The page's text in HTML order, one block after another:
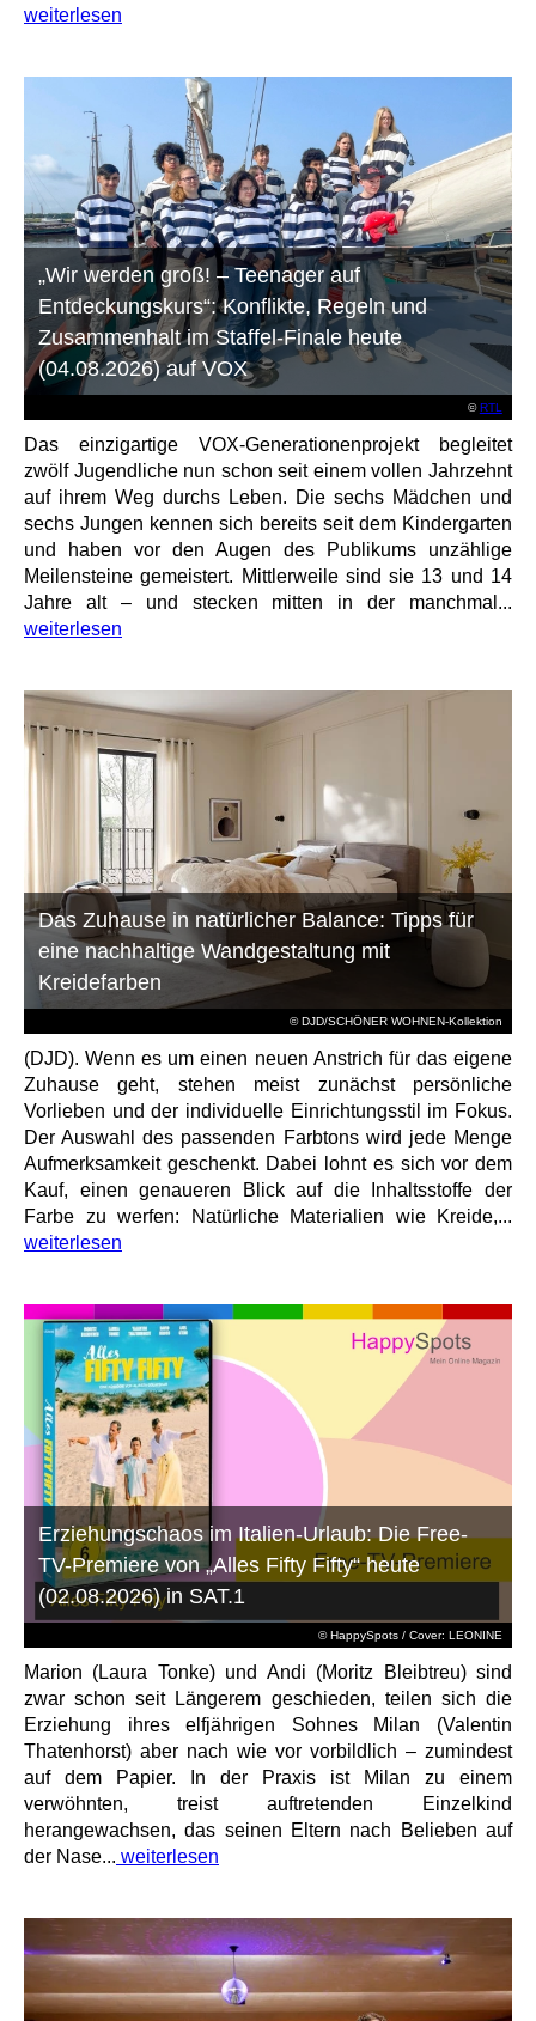
weiterlesen
©RTL
„Wir werden groß! – Teenager auf
Entdeckungskurs“: Konflikte, Regeln und
Zusammenhalt im Staffel-Finale heute
(04.08.2026) auf VOX
Das einzigartige VOX-Generationenprojekt begleitet
zwölf Jugendliche nun schon seit einem vollen Jahrzehnt
auf ihrem Weg durchs Leben. Die sechs Mädchen und
sechs Jungen kennen sich bereits seit dem Kindergarten
und haben vor den Augen des Publikums unzählige
Meilensteine gemeistert. Mittlerweile sind sie 13 und 14
Jahre alt – und stecken mitten in der manchmal...
weiterlesen
© DJD/SCHÖNER WOHNEN-Kollektion
Das Zuhause in natürlicher Balance: Tipps für
eine nachhaltige Wandgestaltung mit
Kreidefarben
(DJD). Wenn es um einen neuen Anstrich für das eigene
Zuhause geht, stehen meist zunächst persönliche
Vorlieben und der individuelle Einrichtungsstil im Fokus.
Der Auswahl des passenden Farbtons wird jede Menge
Aufmerksamkeit geschenkt. Dabei lohnt es sich vor dem
Kauf, einen genaueren Blick auf die Inhaltsstoffe der
Farbe zu werfen: Natürliche Materialien wie Kreide,...
weiterlesen
© HappySpots / Cover: LEONINE
Erziehungschaos im Italien-Urlaub: Die Free-
TV-Premiere von „Alles Fifty Fifty“ heute
(02.08.2026) in SAT.1
Marion (Laura Tonke) und Andi (Moritz Bleibtreu) sind
zwar schon seit Längerem geschieden, teilen sich die
Erziehung ihres elfjährigen Sohnes Milan (Valentin
Thatenhorst) aber nach wie vor vorbildlich – zumindest
auf dem Papier. In der Praxis ist Milan zu einem
verwöhnten, treist auftretenden Einzelkind
herangewachsen, das seinen Eltern nach Belieben auf
der Nase... weiterlesen